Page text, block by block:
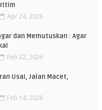
Apr 24, 2026
dan Memutuskan : Agar
Feb 22, 2026
Usai, Jalan Macet,
Feb 14, 2026